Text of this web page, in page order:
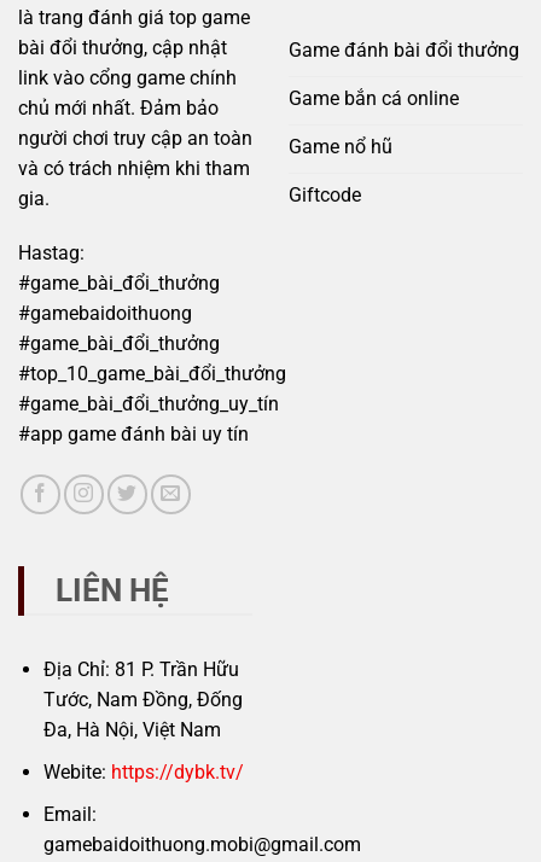
rủi
là trang đánh giá top game
bài đổi thưởng, cập nhật
link vào cổng game chính
chủ mới nhất. Đảm bảo
người chơi truy cập an toàn
và có trách nhiệm khi tham
gia.
Hastag:
#game_bài_đổi_thưởng
#gamebaidoithuong
#game_bài_đổi_thưởng
#top_10_game_bài_đổi_thưởng
#game_bài_đổi_thưởng_uy_tín
#app game đánh bài uy tín
Game đánh bài đổi thưởng
Game bắn cá online
Game nổ hũ
Giftcode
LIÊN HỆ
Địa Chỉ: 81 P. Trần Hữu
Tước, Nam Đồng, Đống
Đa, Hà Nội, Việt Nam
Webite: https://dybk.tv/
Email:
gamebaidoithuong.mobi@gmail.com